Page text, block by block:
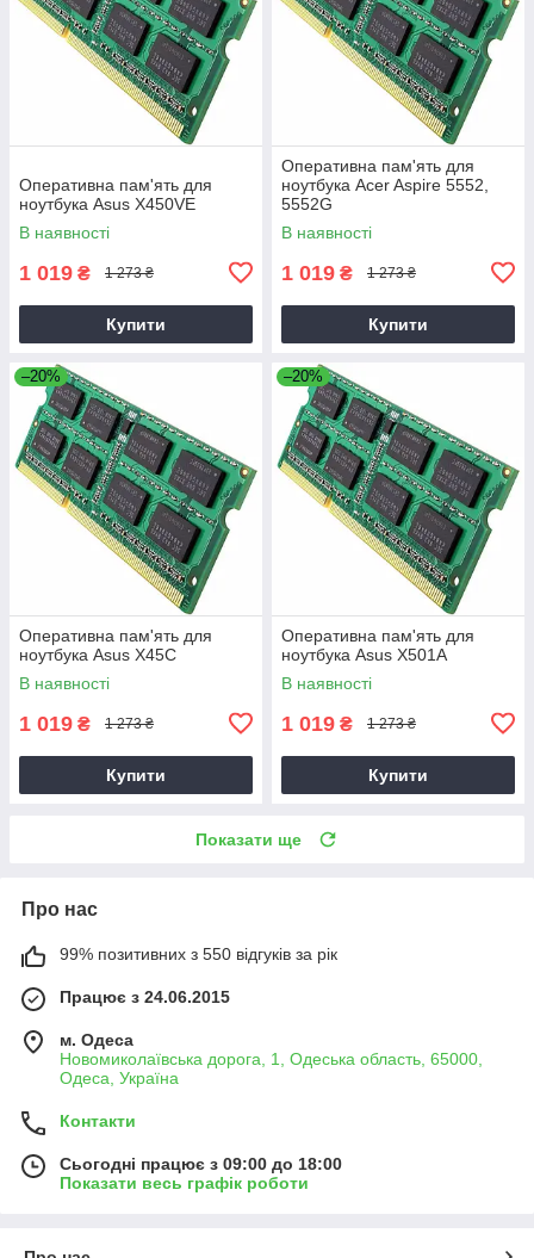
Оперативна пам'ять для
ноутбука Asus X450VE
В наявності
1 019 ₴ 1 273 ₴
Купити
Оперативна пам'ять для
ноутбука Acer Aspire 5552,
5552G
В наявності
1 019 ₴ 1 273 ₴
Купити
–20%
Оперативна пам'ять для
ноутбука Asus X45C
В наявності
1 019 ₴ 1 273 ₴
Купити
–20%
Оперативна пам'ять для
ноутбука Asus X501A
В наявності
1 019 ₴ 1 273 ₴
Купити
Показати ще
Про нас
99% позитивних з 550 відгуків за рік
Працює з 24.06.2015
м. Одеса
Новомиколаївська дорога, 1, Одеська область, 65000,
Одеса, Україна
Контакти
Сьогодні працює з 09:00 до 18:00
Показати весь графік роботи